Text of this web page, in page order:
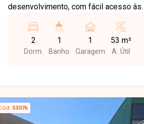
desenvolvimento, com fácil acesso às
com supermercados, escolas,
farmácias e diversos comércios,
proporcionando praticidade e qualidade
sala, cozinha com armários planejados,
2 quartos, sendo 1 com guarda-roupa,
2
Dorm.
1
Banho
1
Garagem
53 m²
A. Útil
53076